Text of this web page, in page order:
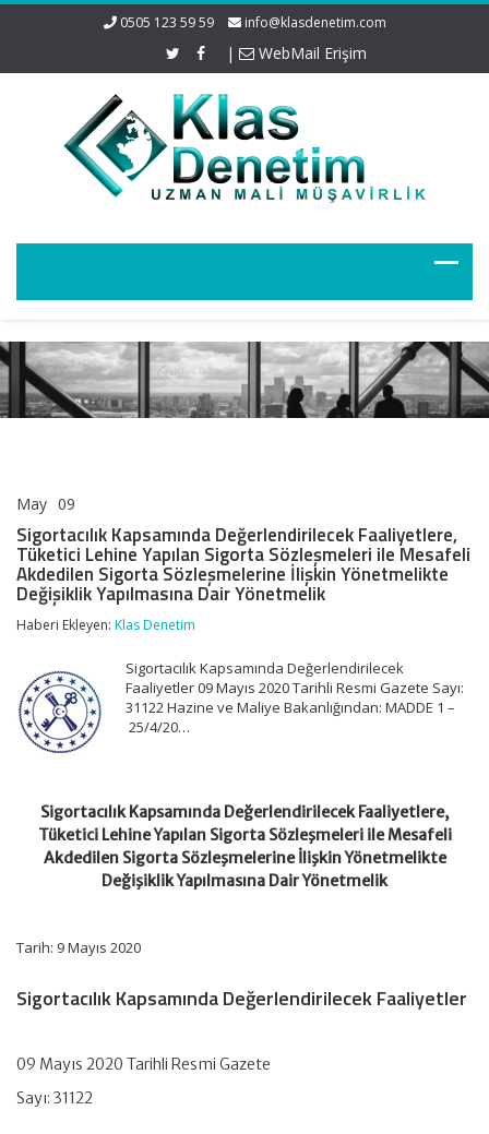
0505 123 59 59 info@klasdenetim.com
| WebMail Erişim
May 09
Değerlendirilecek
Faaliyetlere,
Tüketici
Lehine
Yapılan
Sigorta
Mesafeli
Akdedilen
Sigorta
Değişiklik
Yapılmasına
Dair
Yönetmelik
için
Sigortacılık Kapsamında Değerlendirilecek Faaliyetlere,
Tüketici Lehine Yapılan Sigorta Sözleşmeleri ile Mesafeli
Akdedilen Sigorta Sözleşmelerine İlişkin Yönetmelikte
Değişiklik Yapılmasına Dair Yönetmelik
Haberi Ekleyen: Klas Denetim
Sigortacılık Kapsamında Değerlendirilecek
Faaliyetler 09 Mayıs 2020 Tarihli Resmi Gazete Sayı:
31122 Hazine ve Maliye Bakanlığından: MADDE 1 –
25/4/20…
Sigortacılık Kapsamında Değerlendirilecek Faaliyetlere,
Tüketici Lehine Yapılan Sigorta Sözleşmeleri ile Mesafeli
Akdedilen Sigorta Sözleşmelerine İlişkin Yönetmelikte
Değişiklik Yapılmasına Dair Yönetmelik
Tarih: 9 Mayıs 2020
Sigortacılık Kapsamında Değerlendirilecek Faaliyetler
09 Mayıs 2020 Tarihli Resmi Gazete
Sayı: 31122